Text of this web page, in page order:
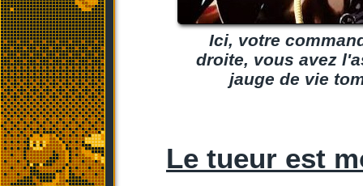
Ici, votre
droite, vous avez
jauge de vie
Le tueur est